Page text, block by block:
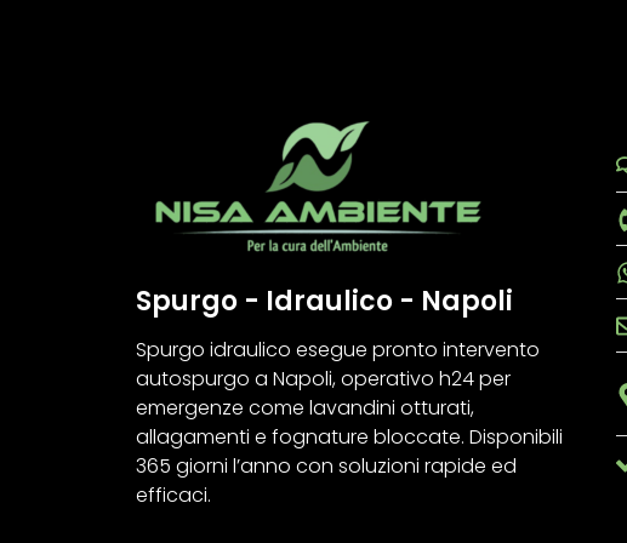
Spurgo - Idraulico - Napoli
Spurgo idraulico esegue pronto intervento
autospurgo a Napoli, operativo h24 per
emergenze come lavandini otturati,
allagamenti e fognature bloccate. Disponibili
365 giorni l’anno con soluzioni rapide ed
efficaci.